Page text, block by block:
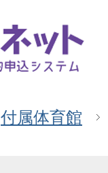
付属体育館